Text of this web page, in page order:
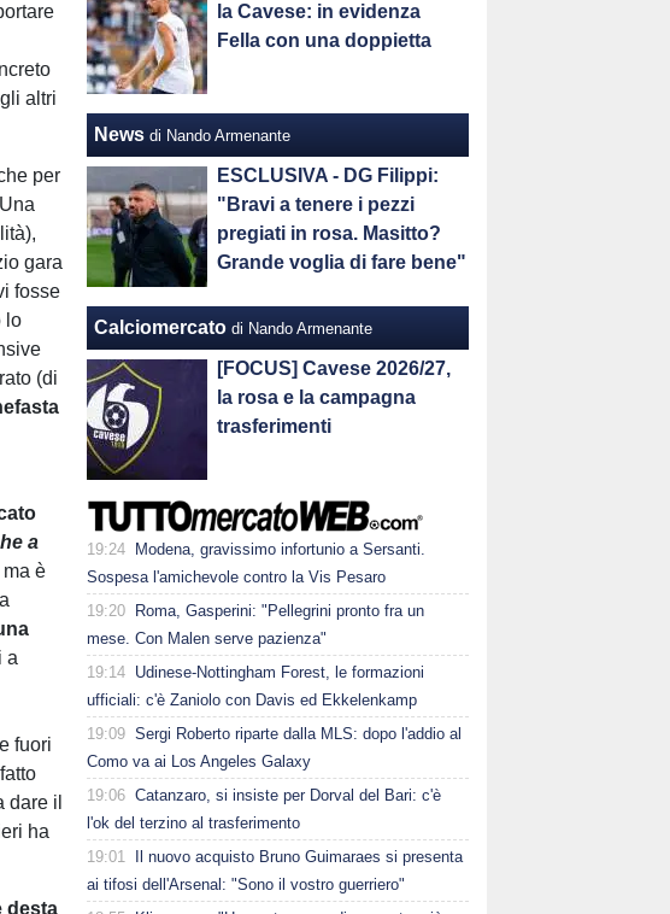
altri
per
gara
fosse
lo
(di
a
è
a
fuori
dare il
ha
desta
la Cavese: in evidenza
Fella con una doppietta
News di Nando Armenante
ESCLUSIVA - DG Filippi:
"Bravi a tenere i pezzi
pregiati in rosa. Masitto?
Grande voglia di fare bene"
Calciomercato di Nando Armenante
[FOCUS] Cavese 2026/27,
la rosa e la campagna
trasferimenti
19:24
Modena, gravissimo infortunio a Sersanti.
Sospesa l'amichevole contro la Vis Pesaro
19:20
Roma, Gasperini: "Pellegrini pronto fra un
mese. Con Malen serve pazienza"
19:14 Udinese-Nottingham Forest, le formazioni
ufficiali: c'è Zaniolo con Davis ed Ekkelenkamp
19:09 Sergi Roberto riparte dalla MLS: dopo l'addio al
Como va ai Los Angeles Galaxy
19:06 Catanzaro, si insiste per Dorval del Bari: c'è
l'ok del terzino al trasferimento
19:01
Il nuovo acquisto Bruno Guimaraes si presenta
ai tifosi dell'Arsenal: "Sono il vostro guerriero"